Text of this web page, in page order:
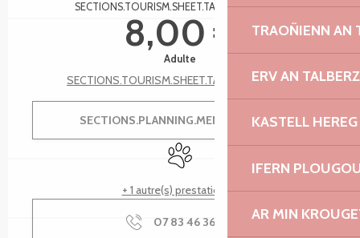
TRAOÑIENN AN
ERV AN
KASTELL HEREG
IFERN
AR MIN
SECTIONS.TOURISM.SHEET.TARIFFS.FROMTO
8,00 €
Adulte
SECTIONS.TOURISM.SHEET.TARIFFS.SEE_ALL
SECTIONS.PLANNING.MENU.ORDER
Animaux acceptés
+ 1 autre(s) prestation(s)
07 83 46 36